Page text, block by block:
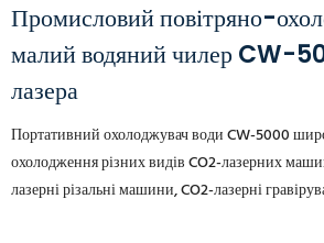
Промисловий повітряно-
малий водяний чилер CW-
лазера
Портативний охолоджувач води CW-5000
охолодження різних видів CO2-лазерних
лазерні різальні машини, CO2-лазерні